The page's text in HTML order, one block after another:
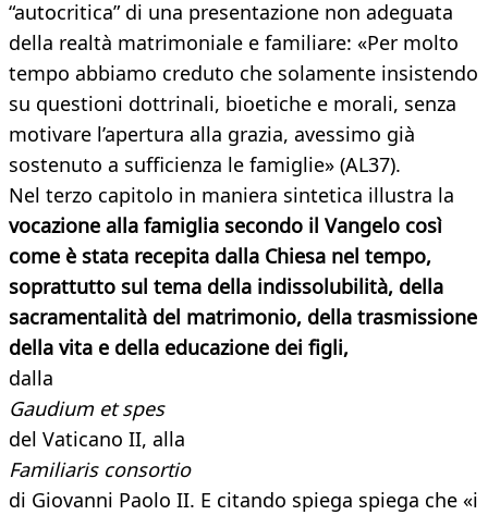
“autocritica” di una presentazione non adeguata
della realtà matrimoniale e familiare: «Per molto
tempo abbiamo creduto che solamente insistendo
su questioni dottrinali, bioetiche e morali, senza
motivare l’apertura alla grazia, avessimo già
sostenuto a sufficienza le famiglie» (AL37).
Nel terzo capitolo in maniera sintetica illustra la
vocazione alla famiglia secondo il Vangelo così
come è stata recepita dalla Chiesa nel tempo,
soprattutto sul tema della indissolubilità, della
sacramentalità del matrimonio, della trasmissione
della vita e della educazione dei figli,
dalla
Gaudium et spes
del Vaticano II, alla
Familiaris consortio
di Giovanni Paolo II. E citando spiega spiega che «i